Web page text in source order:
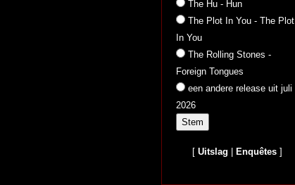
The Hu - Hun
The Plot In You - The Plot
In You
The Rolling Stones -
Foreign Tongues
een andere release uit juli
2026
[Uitslag Enquêtes ]